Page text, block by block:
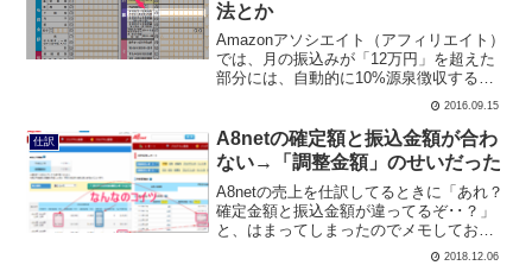
法とか
Amazonアソシエイト（アフィリエイト）
では、月の振込みが「12万円」を超えた
部分には、自動的に10%源泉徴収するよ
うになっているらしい。僕も、Amazonの
報酬が月12万円を超えてるので、源泉徴
収されていました↓。▲「Tax Withh...
2016.09.15
仕訳
A8netの確定額と振込金額が合わ
ない→「調整金額」のせいだった
A8netの売上を仕訳してるときに「あれ？
確定金額と振込金額が違ってるぞ･･？」
と、はまってしまったのでメモしておき
ます。A8netで報酬を確認する時→「振込
レポート」から確認するようにする結論
2018.12.06